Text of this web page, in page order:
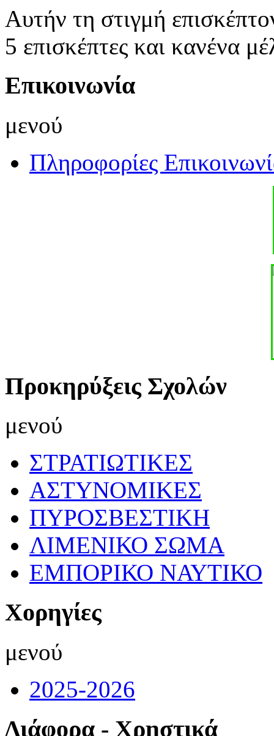
Αυτήν τη στιγμή
5 επισκέπτες και κανένα
Επικοινωνία
μενού
Πληροφορίες
Προκηρύξεις Σχολών
μενού
ΣΤΡΑΤΙΩΤΙΚΕΣ
ΑΣΤΥΝΟΜΙΚΕΣ
ΠΥΡΟΣΒΕΣΤΙΚΗ
ΛΙΜΕΝΙΚΟ ΣΩΜΑ
ΕΜΠΟΡΙΚΟ ΝΑΥΤΙΚΟ
Χορηγίες
μενού
2025-2026
Διάφορα - Χρηστικά